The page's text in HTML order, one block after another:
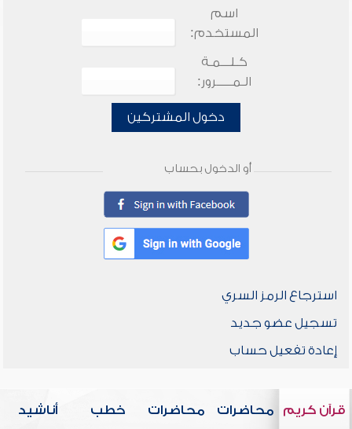
اسم
المستخدم:
كـلـــمـة
الـمـــــرور:
دخول المشتركين
أو الدخول بحساب
استرجاع الرمز السري
تسجيل عضو جديد
إعادة تفعيل حساب
قرآن كريم
محاضرات
محاضرات
خطب
أناشيد